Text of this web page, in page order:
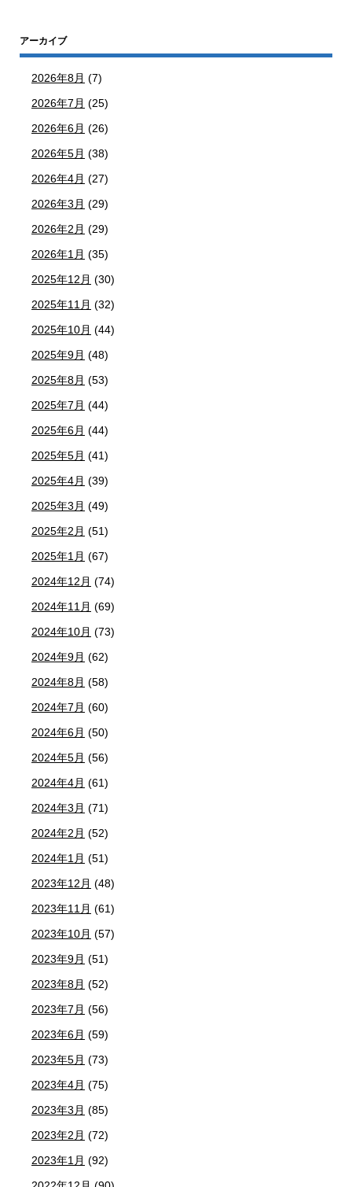
アーカイブ
2026年8月 (7)
2026年7月 (25)
2026年6月 (26)
2026年5月 (38)
2026年4月 (27)
2026年3月 (29)
2026年2月 (29)
2026年1月 (35)
2025年12月 (30)
2025年11月 (32)
2025年10月 (44)
2025年9月 (48)
2025年8月 (53)
2025年7月 (44)
2025年6月 (44)
2025年5月 (41)
2025年4月 (39)
2025年3月 (49)
2025年2月 (51)
2025年1月 (67)
2024年12月 (74)
2024年11月 (69)
2024年10月 (73)
2024年9月 (62)
2024年8月 (58)
2024年7月 (60)
2024年6月 (50)
2024年5月 (56)
2024年4月 (61)
2024年3月 (71)
2024年2月 (52)
2024年1月 (51)
2023年12月 (48)
2023年11月 (61)
2023年10月 (57)
2023年9月 (51)
2023年8月 (52)
2023年7月 (56)
2023年6月 (59)
2023年5月 (73)
2023年4月 (75)
2023年3月 (85)
2023年2月 (72)
2023年1月 (92)